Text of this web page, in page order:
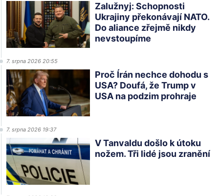
Zalužnyj: Schopnosti
Ukrajiny překonávají NATO.
Do aliance zřejmě nikdy
nevstoupíme
7. srpna 2026 20:55
Proč Írán nechce dohodu s
USA? Doufá, že Trump v
USA na podzim prohraje
7. srpna 2026 19:37
V Tanvaldu došlo k útoku
nožem. Tři lidé jsou zranění